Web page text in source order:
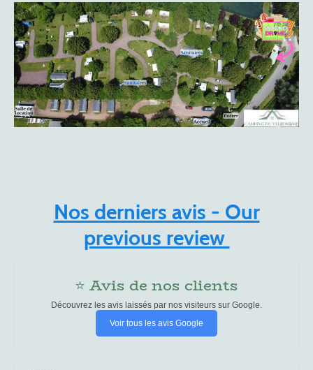
Nos derniers avis - Our
previous review
⭐ Avis de nos clients
Découvrez les avis laissés par nos visiteurs sur Google.
Voir tous les avis Google